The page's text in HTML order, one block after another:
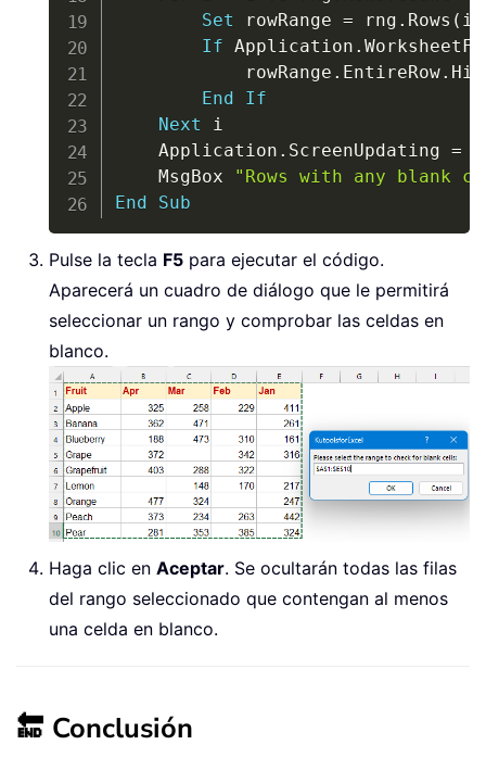
Set rowRange = rng . Rows ( i
If Application .
            rowRange
. EntireRow.
End
If
Next i
    Application
. ScreenUpdating =
    MsgBox
"Rows with any blank
End
Sub
Pulse la tecla F5 para ejecutar el código.
Aparecerá un cuadro de diálogo que le permitirá
seleccionar un rango y comprobar las celdas en
blanco.
Haga clic en Aceptar. Se ocultarán todas las filas
del rango seleccionado que contengan al menos
una celda en blanco.
🔚 Conclusión